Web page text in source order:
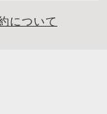
について